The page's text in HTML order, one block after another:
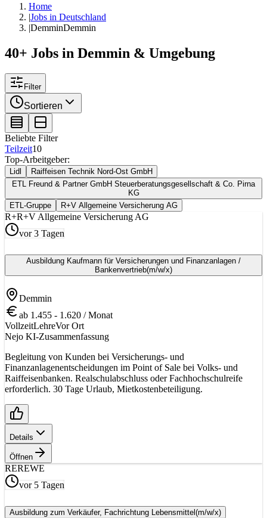
Home
|Jobs in Deutschland
|DemminDemmin
40+ Jobs in Demmin & Umgebung
Filter
Sortieren
Beliebte Filter
Teilzeit10
Top-Arbeitgeber:
Lidl
Raiffeisen Technik Nord-Ost GmbH
ETL Freund & Partner GmbH Steuerberatungsgesellschaft & Co. Pirna
KG
ETL-Gruppe
R+V Allgemeine Versicherung AG
R+R+V Allgemeine Versicherung AG
vor 3 Tagen
Ausbildung Kaufmann für Versicherungen und Finanzanlagen /
Bankenvertrieb(m/w/x)
Demmin
ab 1.455 - 1.620 / Monat
VollzeitLehreVor Ort
Nejo KI-Zusammenfassung
Begleitung von Kunden bei Versicherungs- und
Finanzanlagenentscheidungen im Point of Sale bei Volks- und
Raiffeisenbanken. Realschulabschluss oder Fachhochschulreife
erforderlich. 30 Tage Urlaub, Mietkostenbeteiligung.
Details
Öffnen
REREWE
vor 5 Tagen
Ausbildung zum Verkäufer, Fachrichtung Lebensmittel (m/w/x)